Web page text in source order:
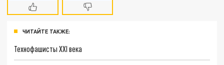
ЧИТАЙТЕ ТАКЖЕ:
Технофашисты XXI века